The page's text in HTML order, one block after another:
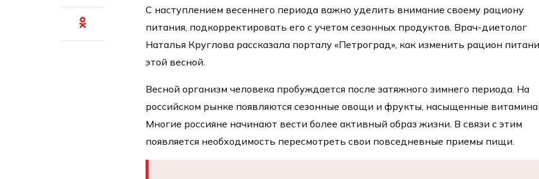
С наступлением весеннего периода важно уделить внимание своему рациону
питания, подкорректировать его с учетом сезонных продуктов. Врач-диетолог
Наталья Круглова рассказала порталу «Петроград», как изменить рацион
этой весной.
Весной организм человека пробуждается после затяжного зимнего периода. На
российском рынке появляются сезонные овощи и фрукты, насыщенные
Многие россияне начинают вести более активный образ жизни. В связи с этим
появляется необходимость пересмотреть свои повседневные приемы пищи.